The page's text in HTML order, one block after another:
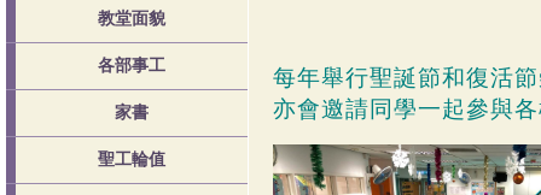
教堂面貌
各部事工
家書
聖工輪值
每年舉行聖誕節和復活
亦會邀請同學一起參與